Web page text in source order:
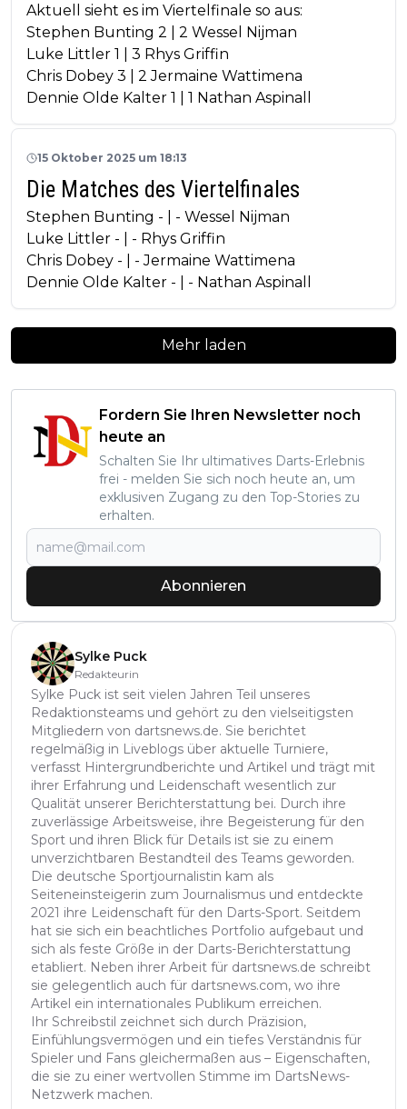
Aktuell sieht es im Viertelfinale so aus:
Stephen Bunting 2 | 2 Wessel Nijman
Luke Littler 1 | 3 Rhys Griffin
Chris Dobey 3 | 2 Jermaine Wattimena
Dennie Olde Kalter 1 | 1 Nathan Aspinall
15 Oktober 2025 um 18:13
Die Matches des Viertelfinales
Stephen Bunting - | - Wessel Nijman
Luke Littler - | - Rhys Griffin
Chris Dobey - | - Jermaine Wattimena
Dennie Olde Kalter - | - Nathan Aspinall
Mehr laden
Fordern Sie Ihren Newsletter noch
heute an
Schalten Sie Ihr ultimatives Darts-Erlebnis
frei - melden Sie sich noch heute an, um
exklusiven Zugang zu den Top-Stories zu
erhalten.
Abonnieren
Sylke Puck
Redakteurin
Sylke Puck ist seit vielen Jahren Teil unseres
Redaktionsteams und gehört zu den vielseitigsten
Mitgliedern von dartsnews.de. Sie berichtet
regelmäßig in Liveblogs über aktuelle Turniere,
verfasst Hintergrundberichte und Artikel und trägt mit
ihrer Erfahrung und Leidenschaft wesentlich zur
Qualität unserer Berichterstattung bei. Durch ihre
zuverlässige Arbeitsweise, ihre Begeisterung für den
Sport und ihren Blick für Details ist sie zu einem
unverzichtbaren Bestandteil des Teams geworden.
Die deutsche Sportjournalistin kam als
Seiteneinsteigerin zum Journalismus und entdeckte
2021 ihre Leidenschaft für den Darts-Sport. Seitdem
hat sie sich ein beachtliches Portfolio aufgebaut und
sich als feste Größe in der Darts-Berichterstattung
etabliert. Neben ihrer Arbeit für dartsnews.de schreibt
sie gelegentlich auch für dartsnews.com, wo ihre
Artikel ein internationales Publikum erreichen.
Ihr Schreibstil zeichnet sich durch Präzision,
Einfühlungsvermögen und ein tiefes Verständnis für
Spieler und Fans gleichermaßen aus – Eigenschaften,
die sie zu einer wertvollen Stimme im DartsNews-
Netzwerk machen.